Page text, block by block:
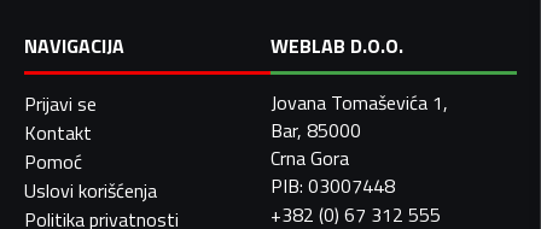
NAVIGACIJA
Prijavi se
Kontakt
Pomoć
Uslovi korišćenja
Politika privatnosti
WEBLAB D.O.O.
Jovana Tomaševića 1,
Bar, 85000
Crna Gora
PIB: 03007448
+382 (0) 67 312 555